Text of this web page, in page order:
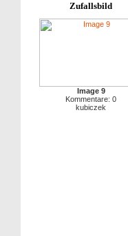
Zufallsbild
Image 9
Kommentare: 0
kubiczek